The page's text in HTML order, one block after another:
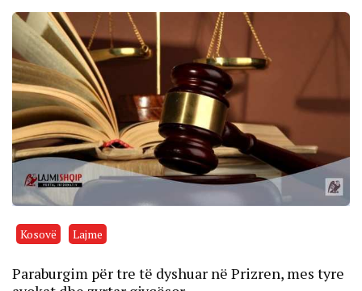
Kosovë Lajme
Paraburgim për tre të dyshuar në Prizren, mes tyre